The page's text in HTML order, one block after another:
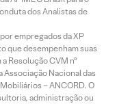
dos Analistas de
empregados da XP
que desempenham suas
Resolução CVM nº
Nacional das
– ANCORD. O
administração ou